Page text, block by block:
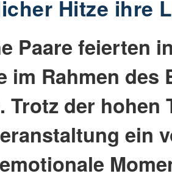
Hitze ihre
Paare feierten
im Rahmen des
Trotz der hohen
ein